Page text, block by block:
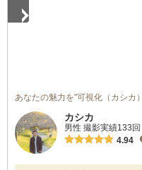
あなたの魅力を"可視化（カシカ
カシカ
男性 撮影実績133回
4.94